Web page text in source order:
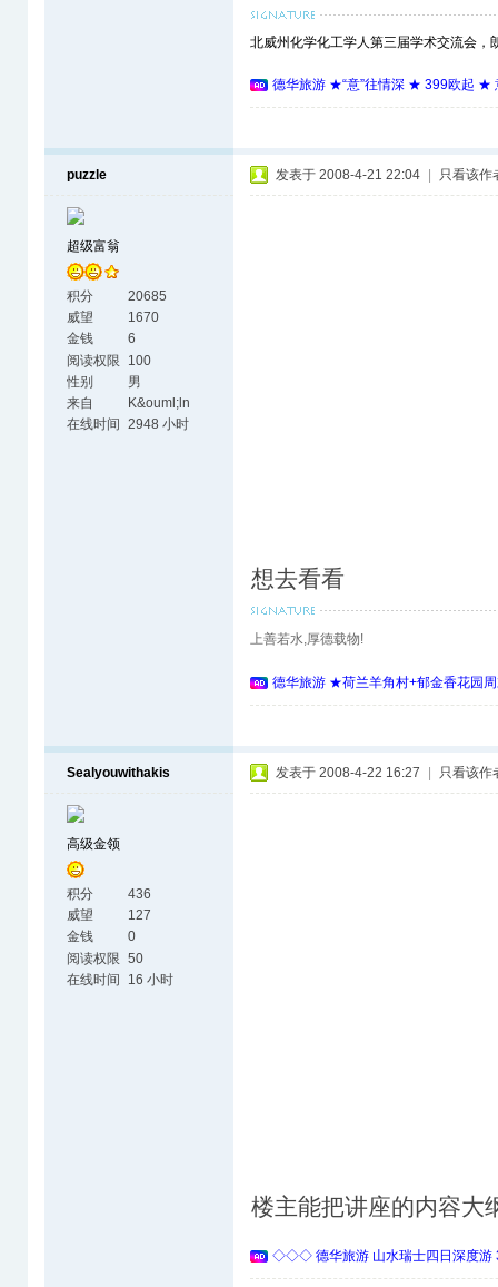
北威州化学化工学人第三届学术交流会
德华旅游 ★“意”往情深 ★ 399欧起 ★
puzzle
超级富翁
积分
20685
威望
1670
金钱
6
阅读权限
100
性别
男
来自
K&ouml;ln
在线时间
2948 小时
发表于 2008-4-21 22:04 只看该作
想去看看
上善若水,厚德载物!
德华旅游 ★荷兰羊角村+郁金香花园
Sealyouwithakis
高级金领
积分
436
威望
127
金钱
0
阅读权限 50
在线时间
16 小时
发表于 2008-4-22 16:27 只看该作
楼主能把讲座的内容大
◇◇◇ 德华旅游 山水瑞士四日深度